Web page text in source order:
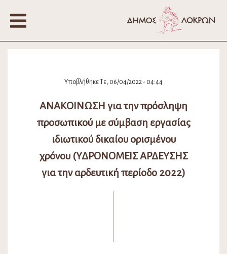
Υποβλήθηκε Τε, 06/04/2022 - 04:44
ΑΝΑΚΟΙΝΩΣΗ για την πρόσληψη
προσωπικού με σύμβαση εργασίας
ιδιωτικού δικαίου ορισμένου
χρόνου (ΥΔΡΟΝΟΜΕΙΣ ΑΡΔΕΥΣΗΣ
για την αρδευτική περίοδο 2022)